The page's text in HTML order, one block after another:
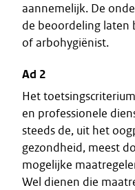
aannemelijk. De
de beoordeling laten
of arbohygiënist.
Ad 2
Het
en professionele
steeds de, uit het
gezondheid, meest
mogelijke
Wel dienen die